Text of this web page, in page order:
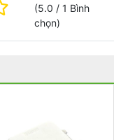
(5.0 /1 Bình
chọn)